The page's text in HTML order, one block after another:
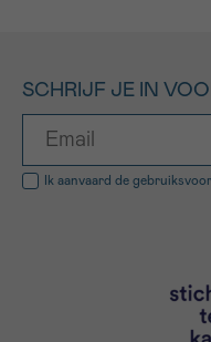
SCHRIJF JE IN
Ik aanvaard de